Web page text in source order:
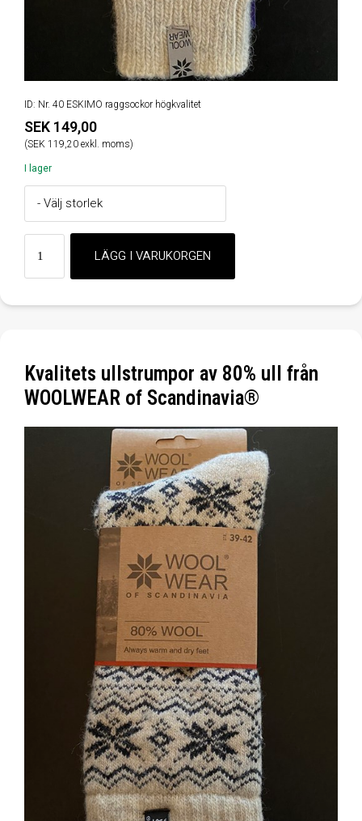
ID: Nr. 40 ESKIMO raggsockor högkvalitet
SEK 149,00
(SEK 119,20 exkl. moms)
I lager
Kvalitets ullstrumpor av 80% ull från
WOOLWEAR of Scandinavia®